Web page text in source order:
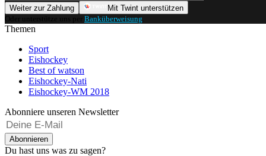
Weiter zur Zahlung
Mit Twint unterstützen
Oder unterstütze uns per Banküberweisung
Themen
Sport
Eishockey
Best of watson
Eishockey-Nati
Eishockey-WM 2018
Abonniere unseren Newsletter
Abonnieren
Du hast uns was zu sagen?